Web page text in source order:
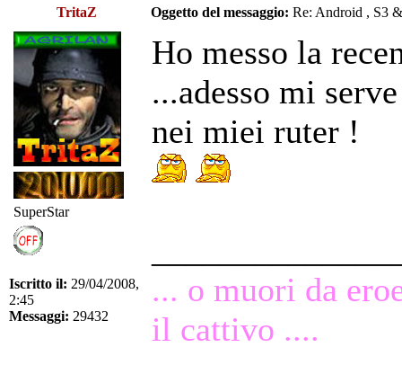
TritaZ Oggetto del messaggio: Re: Android , S3
SuperStar
Iscritto il: 29/04/2008,
2:45
Messaggi: 29432
Ho messo la
...adesso mi
nei miei ruter !
... o muori da
il cattivo ....